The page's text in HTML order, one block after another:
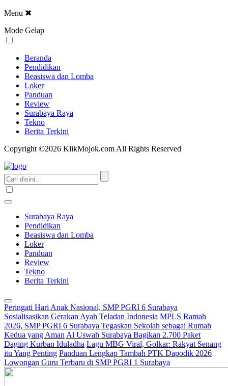
Menu ✖
Mode Gelap
Beranda
Pendidikan
Beasiswa dan Lomba
Loker
Panduan
Review
Surabaya Raya
Tekno
Berita Terkini
Copyright ©2026 KlikMojok.com All Rights Reserved
Surabaya Raya
Pendidikan
Beasiswa dan Lomba
Loker
Panduan
Review
Tekno
Berita Terkini
Peringati Hari Anak Nasional, SMP PGRI 6 Surabaya
Sosialisasikan Gerakan Ayah Teladan Indonesia MPLS Ramah
2026, SMP PGRI 6 Surabaya Tegaskan Sekolah sebagai Rumah
Kedua yang Aman Al Uswah Surabaya Bagikan 2.700 Paket
Daging Kurban Iduladha Lagu MBG Viral, Golkar: Rakyat Senang
itu Yang Penting Panduan Lengkap Tambah PTK Dapodik 2026
Lowongan Guru Terbaru di SMP PGRI 1 Surabaya